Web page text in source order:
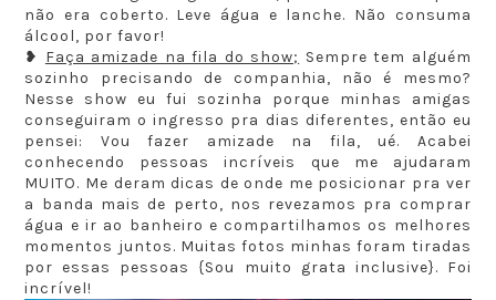
não era coberto. Leve água e lanche. Não consuma
álcool, por favor!
❥ Faça amizade na fila do show; Sempre tem alguém
sozinho precisando de companhia, não é mesmo?
Nesse show eu fui sozinha porque minhas amigas
conseguiram o ingresso pra dias diferentes, então eu
pensei: Vou fazer amizade na fila, ué. Acabei
conhecendo pessoas incríveis que me ajudaram
MUITO. Me deram dicas de onde me posicionar pra ver
a banda mais de perto, nos revezamos pra comprar
água e ir ao banheiro e compartilhamos os melhores
momentos juntos. Muitas fotos minhas foram tiradas
por essas pessoas {Sou muito grata inclusive}. Foi
incrível!